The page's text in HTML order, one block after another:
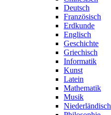
Deutsch
Französisch
Erdkunde
Englisch
Geschichte
Griechisch
Informatik
Kunst
Latein
Mathematik
Musik
Niederländisch